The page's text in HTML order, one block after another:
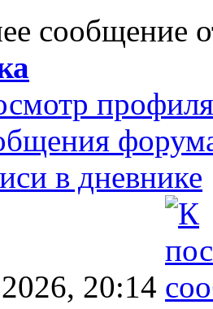
сообщение
профиля
в дневнике
20:14